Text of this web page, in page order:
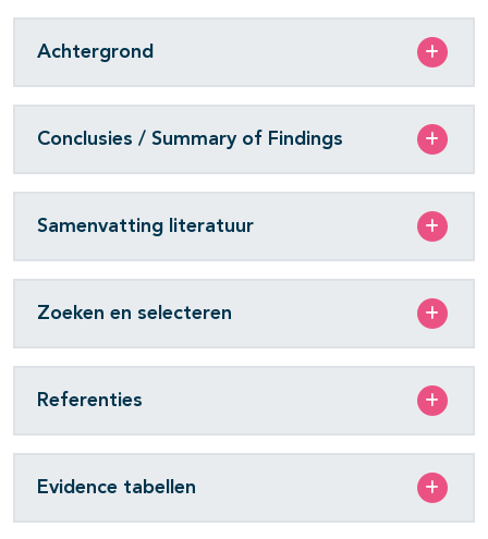
Achtergrond
Conclusies / Summary of Findings
Samenvatting literatuur
Zoeken en selecteren
Referenties
Evidence tabellen